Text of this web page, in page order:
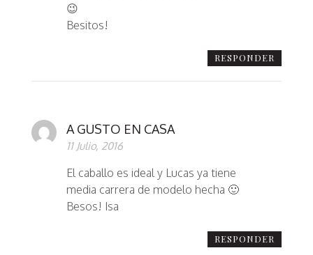
😉
Besitos!
RESPONDER
A GUSTO EN CASA
11 Julio, 2016
El caballo es ideal y Lucas ya tiene
media carrera de modelo hecha 🙂
Besos! Isa
RESPONDER